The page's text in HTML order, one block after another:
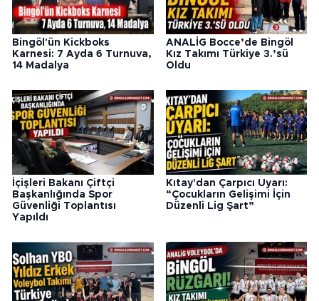
Bingöl'ün Kickboks
Karnesi: 7 Ayda 6 Turnuva,
14 Madalya
ANALİG Bocce’de Bingöl
Kız Takımı Türkiye 3.’sü
Oldu
İçişleri Bakanı Çiftçi
Başkanlığında Spor
Güvenliği Toplantısı
Yapıldı
Kıtay'dan Çarpıcı Uyarı:
“Çocukların Gelişimi İçin
Düzenli Lig Şart”